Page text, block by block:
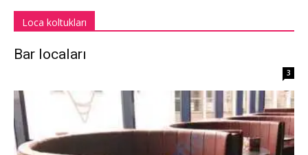
Loca koltukları
Bar locaları
3